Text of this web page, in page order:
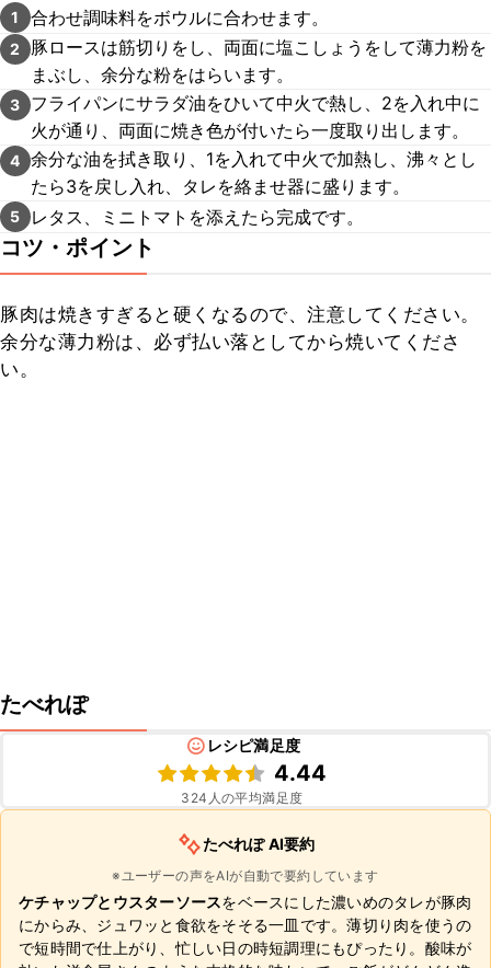
1 合わせ調味料をボウルに合わせます。
2
豚ロースは筋切りをし、両面に塩こしょうをして薄力粉を
まぶし、余分な粉をはらいます。
3
フライパンにサラダ油をひいて中火で熱し、2を入れ中に
火が通り、両面に焼き色が付いたら一度取り出します。
4 余分な油を拭き取り、1を入れて中火で加熱し、沸々とし
たら3を戻し入れ、タレを絡ませ器に盛ります。
5 レタス、ミニトマトを添えたら完成です。
コツ・ポイント
豚肉は焼きすぎると硬くなるので、注意してください。
余分な薄力粉は、必ず払い落としてから焼いてくださ
い。
たべれぽ
レシピ満足度
4.44
324 人の平均満足度
たべれぽ AI要約
※ユーザーの声をAIが自動で要約しています
ケチャップとウスターソースをベースにした濃いめのタレが豚肉
にからみ、ジュワッと食欲をそそる一皿です。薄切り肉を使うの
で短時間で仕上がり、忙しい日の時短調理にもぴったり。酸味が